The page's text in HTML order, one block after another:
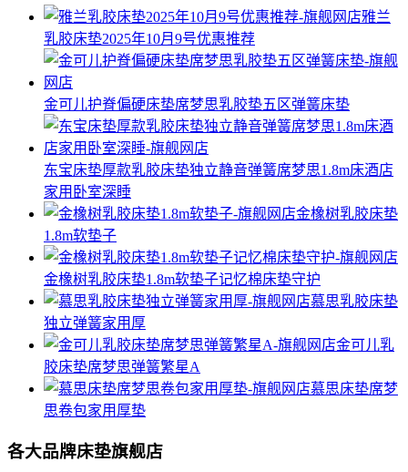
雅兰
乳胶床垫2025年10月9号优惠推荐
金可儿护脊偏硬床垫席梦思乳胶垫五区弹簧床垫
东宝床垫厚款乳胶床垫独立静音弹簧席梦思1.8m床酒店
家用卧室深睡
金橡树乳胶床垫
1.8m软垫子
金橡树乳胶床垫1.8m软垫子记忆棉床垫守护
慕思乳胶床垫
独立弹簧家用厚
金可儿乳
胶床垫席梦思弹簧繁星A
慕思床垫席梦
思卷包家用厚垫
各大品牌床垫旗舰店